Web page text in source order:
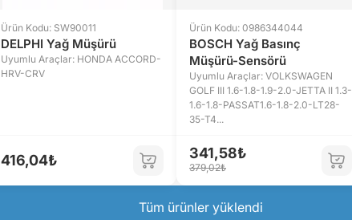
Ürün Kodu: SW90011
DELPHI Yağ Müşürü
Uyumlu Araçlar: HONDA ACCORD-
HRV-CRV
416,04₺
Ürün Kodu: 0986344044
BOSCH Yağ Basınç
Müşürü-Sensörü
Uyumlu Araçlar: VOLKSWAGEN
GOLF III 1.6-1.8-1.9-2.0-JETTA II 1.3-
1.6-1.8-PASSAT1.6-1.8-2.0-LT28-
35-T4...
341,58₺
379,02₺
Tüm ürünler yüklendi